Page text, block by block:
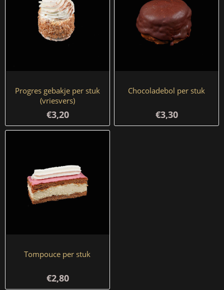
Progres gebakje per stuk
(vriesvers)
€3,20
Chocoladebol per stuk
€3,30
Tompouce per stuk
€2,80